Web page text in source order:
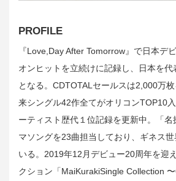
PROFILE
『Love,Day After Tomorrow』で日本デ
オンヒットを立続けに記録し、日本を代
となる。CDTOTALセールスは2,000万
来シングル42作全てがオリコンTOP10
ーティスト歴代１位記録を更新中。「名
マソングを23曲担当しており、ギネス
いる。2019年12月デビュー20周年を迎
クション「MaiKurakiSingle Collection